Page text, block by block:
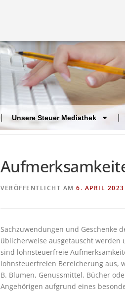
Unsere Steuer Mediathek
VERÖFFENTLICHT AM 6. APRIL 2023
Sachzuwendungen und Geschenke
üblicherweise ausgetauscht
sind lohnsteuerfreie
lohnsteuerfreien Bereicherung aus,
B. Blumen, Genussmittel, Bücher
Angehörigen aufgrund eines